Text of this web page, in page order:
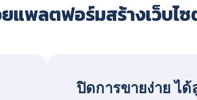
แพลตฟอร์มสร้างเว็บไ
ปิดการขายง่าย ได้